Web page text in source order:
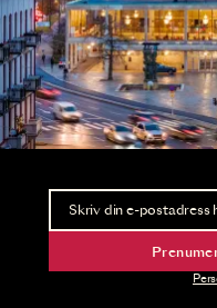
Nyhetsbrev
Ta del av